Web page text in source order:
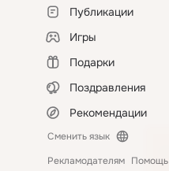
Публикации
Игры
Подарки
Поздравления
Рекомендации
Сменить язык
Рекламодателям Помощь